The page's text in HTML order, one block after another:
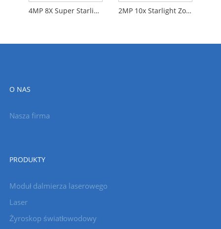
4MP 8X Super Starlight Zoom Camera Digital+Network 2MP 10x Starlight Zoom Camera Digital
O NAS
Nasza firma
PRODUKTY
Moduł dalmierza laserowego
Laser
Żyroskop światłowodowy